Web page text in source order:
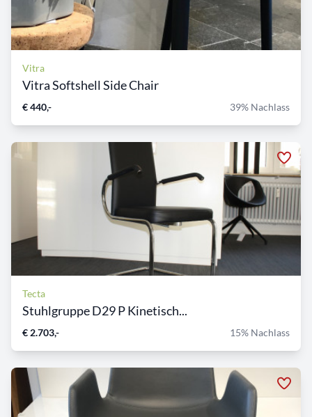
Vitra
Vitra Softshell Side Chair
€ 440,- 39% Nachlass
Tecta
Stuhlgruppe D29 P Kinetisch...
€ 2.703,- 15% Nachlass